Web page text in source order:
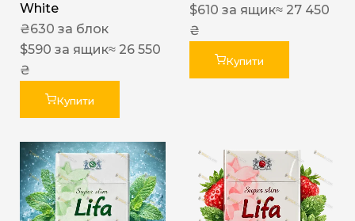
White
₴630 за блок
$590 за ящик≈ 26 550
₴
Купити
$610 за ящик≈ 27 450
₴
Купити